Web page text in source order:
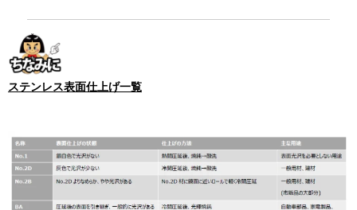
ステンレス表面仕上げ一覧